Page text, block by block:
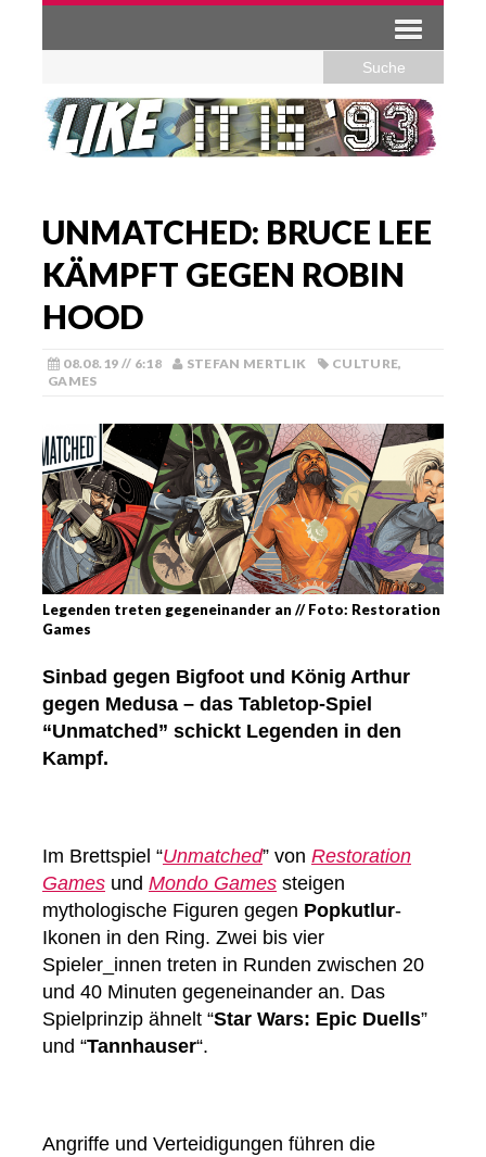
UNMATCHED: BRUCE LEE
KÄMPFT GEGEN ROBIN
HOOD
08.08.19 // 6:18 STEFAN MERTLIK CULTURE,
GAMES
Legenden treten gegeneinander an // Foto: Restoration
Games
Sinbad gegen Bigfoot und König Arthur
gegen Medusa – das Tabletop-Spiel
“Unmatched” schickt Legenden in den
Kampf.
Im Brettspiel “Unmatched” von Restoration
Games und Mondo Games steigen
mythologische Figuren gegen Popkutlur-
Ikonen in den Ring. Zwei bis vier
Spieler_innen treten in Runden zwischen 20
und 40 Minuten gegeneinander an. Das
Spielprinzip ähnelt “Star Wars: Epic Duells”
und “Tannhauser“.
Angriffe und Verteidigungen führen die